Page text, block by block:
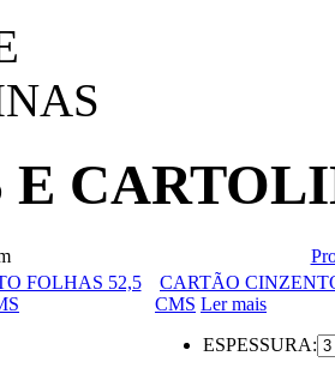
E
CARTÃO
CMS Ler mais
ESPESSURA: